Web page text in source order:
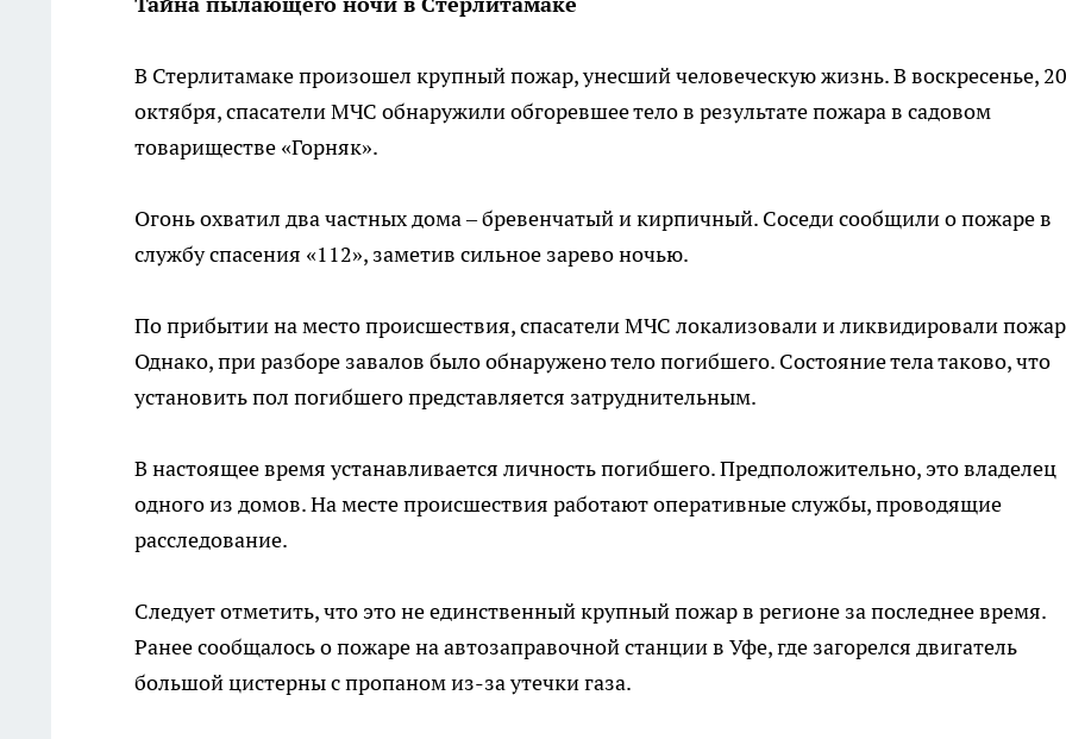
В Стерлитамаке произошел крупный пожар, унесший человеческую жизнь. В воскресенье, 20
октября, спасатели МЧС обнаружили обгоревшее тело в результате пожара в садовом
товариществе «Горняк».
Огонь охватил два частных дома – бревенчатый и кирпичный. Соседи сообщили о пожаре в
службу спасения «112», заметив сильное зарево ночью.
По прибытии на место происшествия, спасатели МЧС локализовали и ликвидировали
Однако, при разборе завалов было обнаружено тело погибшего. Состояние тела таково, что
установить пол погибшего представляется затруднительным.
В настоящее время устанавливается личность погибшего. Предположительно, это владелец
одного из домов. На месте происшествия работают оперативные службы, проводящие
расследование.
Следует отметить, что это не единственный крупный пожар в регионе за последнее время.
Ранее сообщалось о пожаре на автозаправочной станции в Уфе, где загорелся двигатель
большой цистерны с пропаном из-за утечки газа.